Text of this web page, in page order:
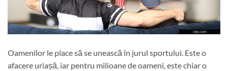
Oamenilor le place să se unească în jurul sportului. Este o
afacere uriașă, iar pentru milioane de oameni, este chiar o